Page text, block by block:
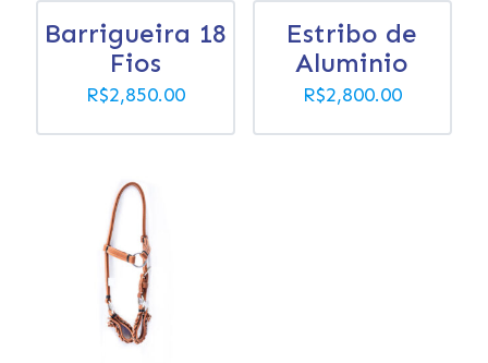
Barrigueira 18
Fios
R$2,850.00
Estribo de
Aluminio
R$2,800.00